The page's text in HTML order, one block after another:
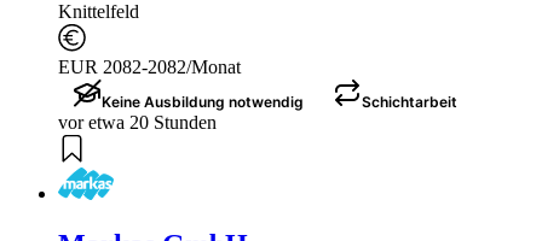
Knittelfeld
EUR 2082-2082/Monat
Keine Ausbildung notwendig Schichtarbeit
vor etwa 20 Stunden